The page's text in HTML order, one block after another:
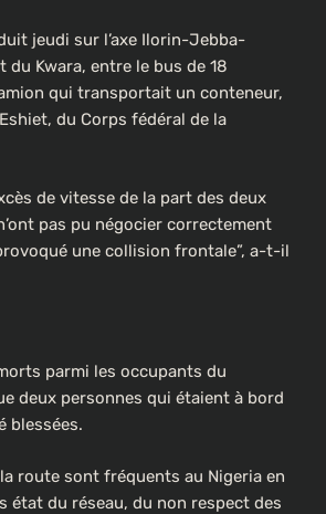
jeudi sur l’axe Ilorin-Jebba-
du Kwara, entre le bus de 18
qui transportait un conteneur,
du Corps fédéral de la
de vitesse de la part des deux
pas pu négocier correctement
une collision frontale”, a-t-il
parmi les occupants du
deux personnes qui étaient à bord
blessées.
route sont fréquents au Nigeria en
état du réseau, du non respect des